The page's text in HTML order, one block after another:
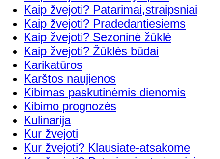
Kaip žvejoti? Patarimai,straipsniai
Kaip žvejoti? Pradedantiesiems
Kaip žvejoti? Sezoninė žūklė
Kaip žvejoti? Žūklės būdai
Karikatūros
Karštos naujienos
Kibimas paskutinėmis dienomis
Kibimo prognozės
Kulinarija
Kur žvejoti
Kur žvejoti? Klausiate-atsakome